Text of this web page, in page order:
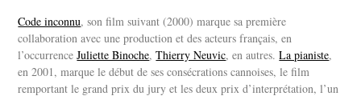
Code inconnu, son film suivant (2000) marque sa première
collaboration avec une production et des acteurs français, en
l’occurrenceJuliette Binoche,Thierry Neuvic, en autres.La pianiste,
en 2001, marque le début de ses consécrations cannoises, le film
remportant le grand prix du jury et les deux prix d’interprétation, l’un